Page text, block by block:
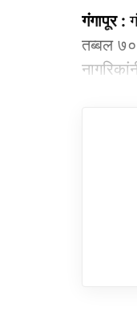
गंगापूर :
तब्बल ७०